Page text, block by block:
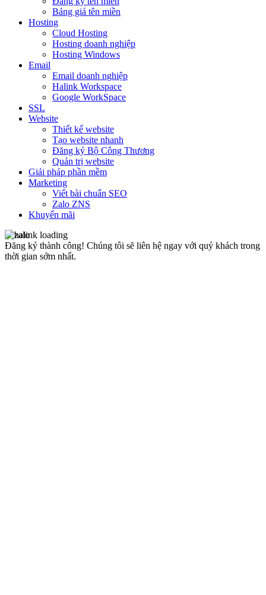
Bảng giá tên miền
Hosting
Cloud Hosting
Hosting doanh nghiệp
Hosting Windows
Email
Email doanh nghiệp
Halink Workspace
Google WorkSpace
SSL
Website
Thiết kế website
Tạo website nhanh
Đăng ký Bộ Công Thương
Quản trị website
Giải pháp phần mềm
Marketing
Viết bài chuẩn SEO
Zalo ZNS
Khuyến mãi
Đăng ký thành công! Chúng tôi sẽ liên hệ ngay với quý khách trong
thời gian sớm nhất.